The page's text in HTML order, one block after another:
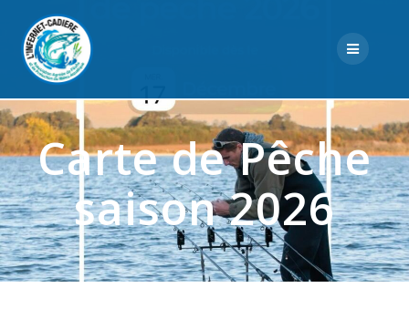
Carte de Pêche
saison 2026